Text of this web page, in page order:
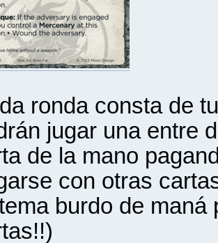
ronda consta de
jugar una entre
de la mano
con otras
burdo de maná